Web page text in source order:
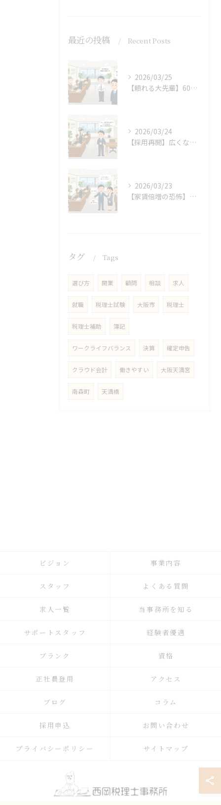
最近の投稿 Recent Posts
2026/03/25
【頼れる大先輩】60代のベテランが、40代の「新人」を育てる。年齢の壁を超えた、うちの事務所の風景
2026/03/24
【採用再開】広くなったオフィスで仲間探し。僕が面接で「スキルより重視する」たった一つのこと
2026/03/23
【家賃倍増の恐怖】ビビりな僕が、天満橋で「広いオフィス」の契約書にハンコを押した日
タグ Tags
選び方 開業 顧問 相談 求人
就職 税理士試験 大阪市 税理士
税理士補助 簿記
ワークライフバランス 決算 確定申告
クラウド会計 働きやすい 大阪天満宮
南森町 天満橋
ビジョン 事業内容
スタッフ よくある質問
求人一覧 当事務所を知る
サポートスタッフ 経験者優遇
ブランク 資格
正社員登用 アクセス
ブログ コラム
採用申込 お問い合わせ
プライバシーポリシー サイトマップ